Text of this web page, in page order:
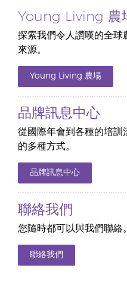
Young Living 農
探索我們令人讚嘆的全球
來源。
Young Living 農場
品牌訊息中心
從國際年會到各種的培訓
的多種方式。
品牌訊息中心
聯絡我們
您隨時都可以與我們聯絡
聯絡我們